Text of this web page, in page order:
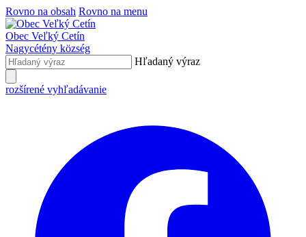
Rovno na obsah Rovno na menu
Obec Veľký Cetín
Nagycétény község
Hľadaný výraz
rozšírené vyhľadávanie